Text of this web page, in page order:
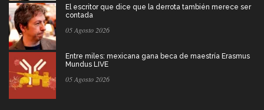
El escritor que dice que la derrota también merece ser
contada
05 Agosto 2026
Entre miles: mexicana gana beca de maestría Erasmus
Mundus LIVE
05 Agosto 2026